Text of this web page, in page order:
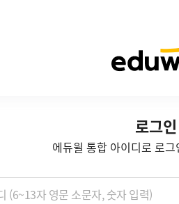
로그인
에듀윌 통합 아이디로 로